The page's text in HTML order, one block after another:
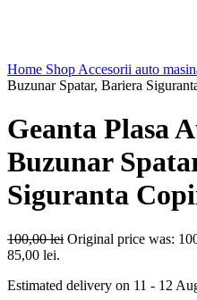
Home Shop Accesorii auto
Buzunar Spatar, Bariera
Geanta Plasa
Buzunar
Siguranta
100,00lei Original price was:
85,00 lei.
Estimated delivery on 11 - 12